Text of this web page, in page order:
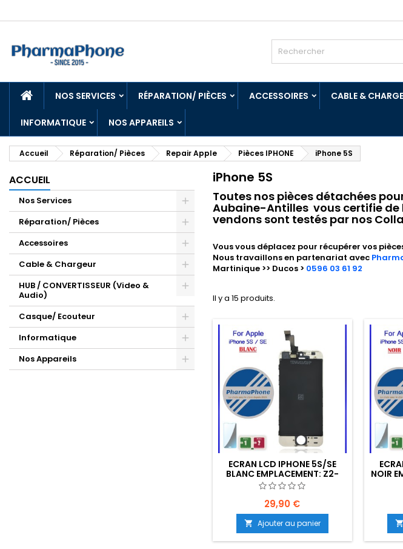
ACCUEILNOS SERVICES RÉPARATION/ PIÈCES ACCESSOIRES CABLE &
INFORMATIQUE NOS APPAREILS
Accueil Réparation/ Pièces Repair Apple Pièces IPHONE iPhone 5S
ACCUEIL
Nos Services
Réparation/ Pièces
Accessoires
Cable & Chargeur
HUB / CONVERTISSEUR (Video &
Audio)
Casque/ Ecouteur
Informatique
Nos Appareils
iPhone 5S
Toutes nos pièces détachées
Aubaine-Antilles vous certifie de
vendons sont testés par nos
Vous vous déplacez pour récupérer vos
Nous travaillons en partenariat avec
Martinique >> Ducos > 0596 03 61 92
Il y a 15 produits.
ECRAN LCD IPHONE 5S/SE
BLANC EMPLACEMENT: Z2-
R01-E01
29,90 €
 Ajouter au panier
NOIR
